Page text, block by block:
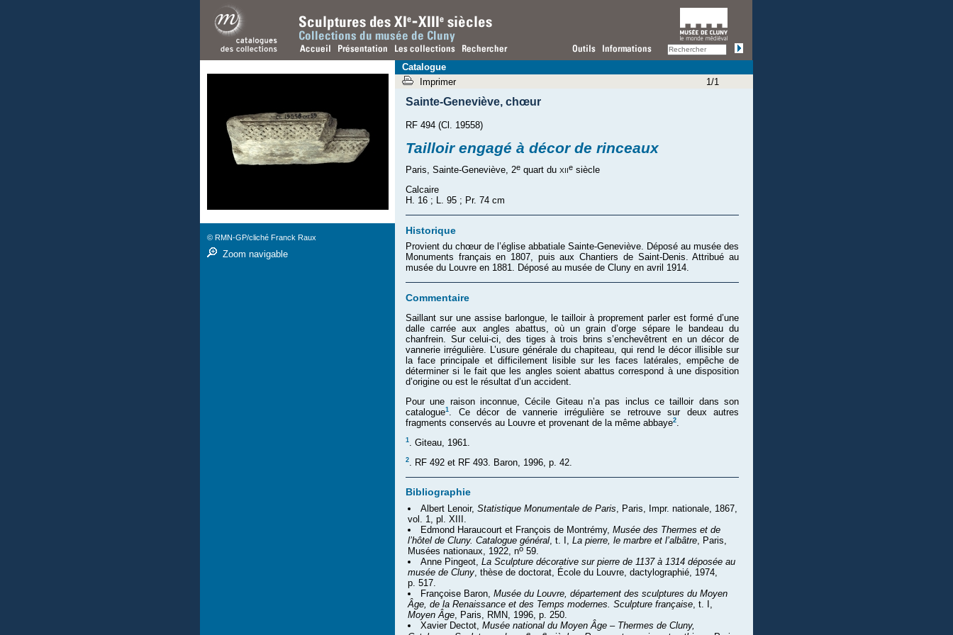
Sainte-Geneviève, chœur
RF 494 (Cl. 19558)
Tailloir engagé à décor de rinceaux
Paris, Sainte-Geneviève, 2e quart du xiie siècle
Calcaire
H. 16 ; L. 95 ; Pr. 74 cm
Historique
Provient du chœur de l’église abbatiale Sainte-Geneviève. Déposé au musée des
Monuments français en 1807, puis aux Chantiers de Saint-Denis. Attribué au
musée du Louvre en 1881. Déposé au musée de Cluny en avril 1914.
Commentaire
Saillant sur une assise barlongue, le tailloir à proprement parler est formé d’une
dalle carrée aux angles abattus, où un grain d’orge sépare le bandeau du
chanfrein. Sur celui-ci, des tiges à trois brins s’enchevêtrent en un décor de
vannerie irrégulière. L’usure générale du chapiteau, qui rend le décor illisible sur
la face principale et difficilement lisible sur les faces latérales, empêche de
déterminer si le fait que les angles soient abattus correspond à une disposition
d’origine ou est le résultat d’un accident.
Pour une raison inconnue, Cécile Giteau n’a pas inclus ce tailloir dans son
catalogue1
. Ce décor de vannerie irrégulière se retrouve sur deux autres
fragments conservés au Louvre et provenant de la même abbaye2
1 . Giteau, 1961.
2 . RF 492 et RF 493. Baron, 1996, p. 42.
Bibliographie
Albert Lenoir, Statistique Monumentale de Paris , Paris, Impr. nationale, 1867,
vol. 1, pl. XIII.
Edmond Haraucourt et François de Montrémy, Musée des Thermes et de
l’hôtel de Cluny. Catalogue général , t. I, La pierre, le marbre et l’albâtre , Paris,
Musées nationaux, 1922, no 59.
Anne Pingeot, La Sculpture décorative sur pierre de 1137 à 1314 déposée au
musée de Cluny , thèse de doctorat, École du Louvre, dactylographié, 1974,
p. 517.
Françoise Baron, Musée du Louvre, département des sculptures du Moyen
Âge, de la Renaissance et des Temps modernes. Sculpture française , t. I,
Moyen Âge , Paris, RMN, 1996, p. 250.
Xavier Dectot, Musée national du Moyen Âge – Thermes de Cluny,
© RMN-GP/cliché Franck Raux
Zoom navigable
Catalogue
Imprimer
1/1